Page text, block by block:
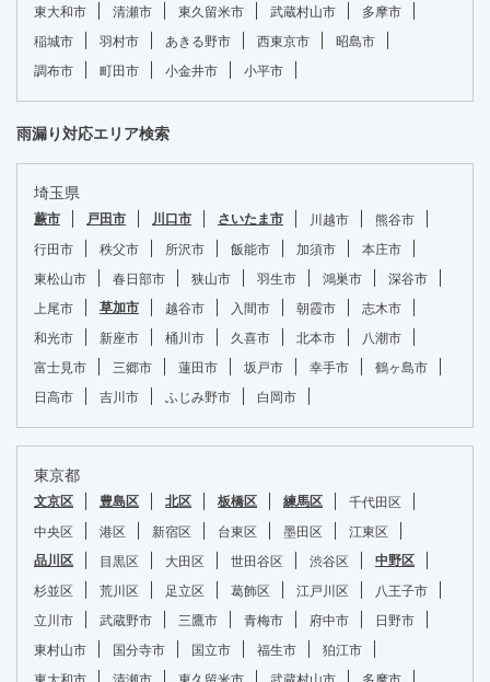
東大和市
清瀬市 東久留米市 武蔵村山市
多摩市
稲城市
羽村市 あきる野市 西東京市
昭島市
調布市
町田市 小金井市 小平市
雨漏り対応エリア検索
埼玉県
蕨市 戸田市 川口市 さいたま市 川越市
熊谷市
行田市
秩父市 所沢市 飯能市 加須市
本庄市
東松山市
春日部市 狭山市 羽生市 鴻巣市
深谷市
上尾市
草加市 越谷市 入間市 朝霞市
志木市
和光市
新座市 桶川市 久喜市 北本市
八潮市
富士見市
三郷市 蓮田市 坂戸市 幸手市
鶴ヶ島市
日高市
吉川市 ふじみ野市 白岡市
東京都
文京区 豊島区 北区 板橋区 練馬区
千代田区
中央区
港区 新宿区 台東区 墨田区 江東区
品川区 目黒区 大田区 世田谷区 渋谷区 中野区
杉並区 荒川区 足立区 葛飾区 江戸川区
八王子市
立川市
武蔵野市 三鷹市 青梅市 府中市
日野市
東村山市
国分寺市 国立市 福生市
狛江市